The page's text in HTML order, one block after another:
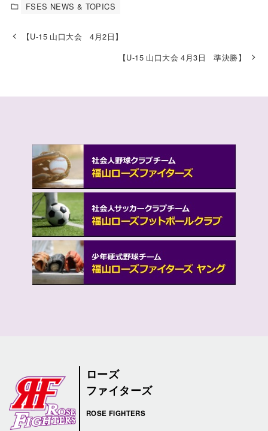
FSES NEWS & TOPICS
【U-15 山口大会 4月2日】
【U-15 山口大会 4月3日 準決勝】
ローズ
ファイターズ
ROSE FIGHTERS